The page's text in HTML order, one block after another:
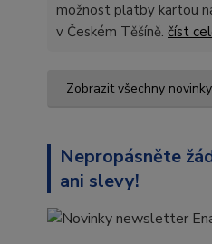
možnost platby kartou
v Českém Těšíně. číst
Zobrazit všechny novinky
Nepropásněte
ani slevy!